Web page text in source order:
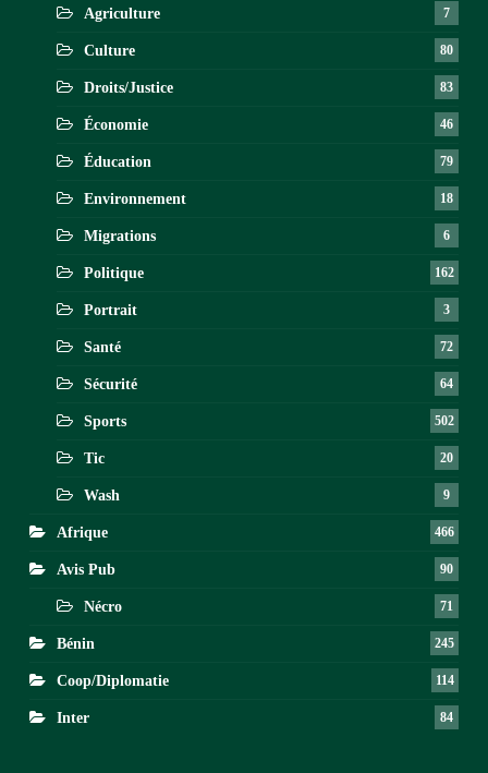
Agriculture 7
Culture 80
Droits/Justice 83
Économie 46
Éducation 79
Environnement 18
Migrations 6
Politique 162
Portrait 3
Santé 72
Sécurité 64
Sports 502
Tic 20
Wash 9
Afrique 466
Avis Pub 90
Nécro 71
Bénin 245
Coop/Diplomatie 114
Inter 84